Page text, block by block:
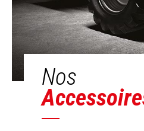
Nos